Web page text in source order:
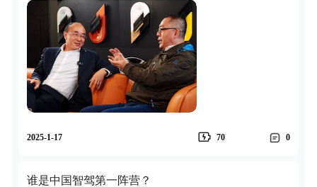
2025-1-17 70 0
谁是中国智驾第一阵营？